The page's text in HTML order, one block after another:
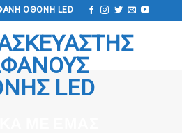
ΟΘΌΝΗ LED